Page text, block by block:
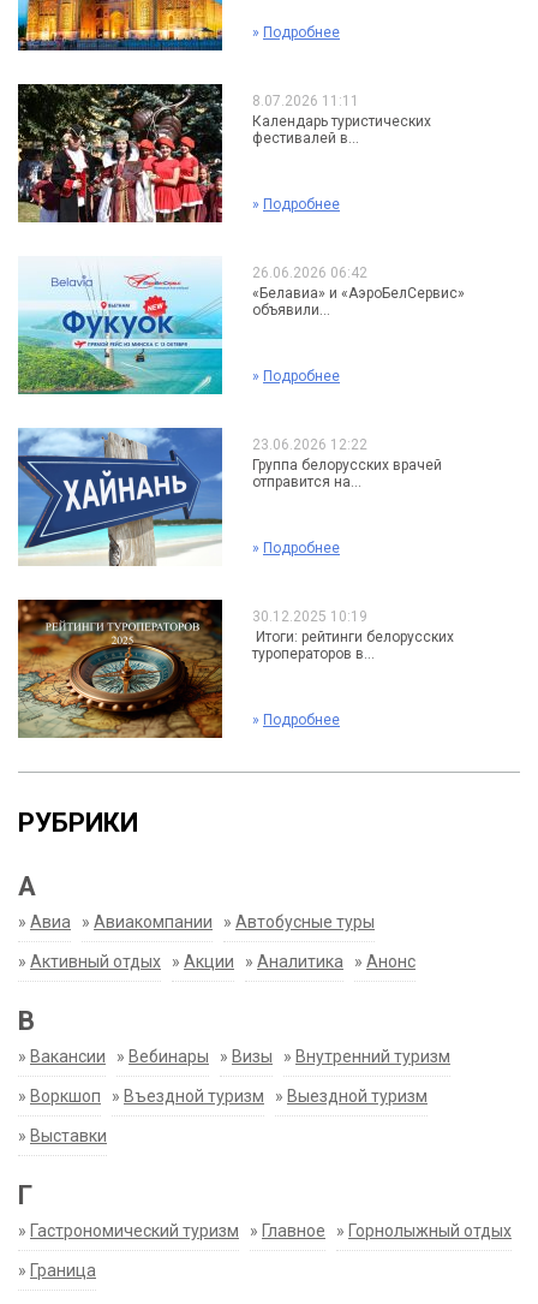
» Подробнее
8.07.2026 11:11
Календарь туристических
фестивалей в...
» Подробнее
26.06.2026 06:42
«Белавиа» и «АэроБелСервис»
объявили...
» Подробнее
23.06.2026 12:22
Группа белорусских врачей
отправится на...
» Подробнее
30.12.2025 10:19
Итоги: рейтинги белорусских
туроператоров в...
» Подробнее
РУБРИКИ
А
» Авиа » Авиакомпании » Автобусные туры
» Активный отдых » Акции » Аналитика » Анонс
В
» Вакансии » Вебинары » Визы » Внутренний туризм
» Воркшоп » Въездной туризм » Выездной туризм
» Выставки
Г
» Гастрономический туризм » Главное » Горнолыжный отдых
» Граница